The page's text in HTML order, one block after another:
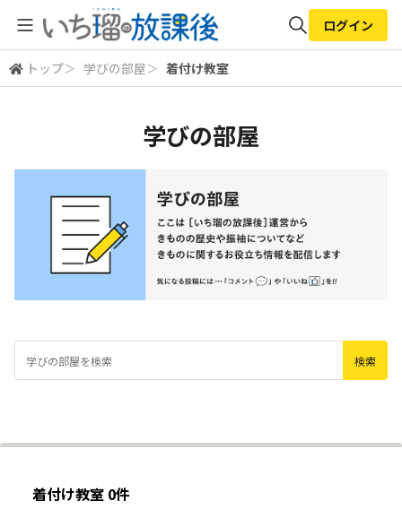
全体検索
ログイン
トップ＞ 学びの部屋＞ 着付け教室
学びの部屋
着付け教室 0件